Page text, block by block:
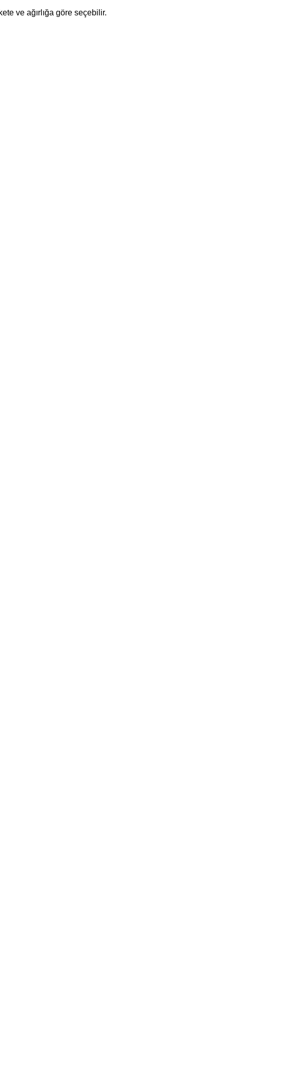
ve ağırlığa göre seçebilir.